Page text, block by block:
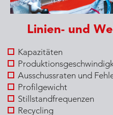
Linien- und
Kapazitäten
Ausschussraten und
Profilgewicht
Stillstandfrequenzen
Recycling